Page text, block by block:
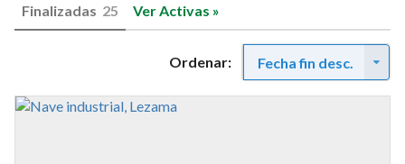
Finalizadas 25 Ver Activas »
Ordenar: Fecha fin desc.